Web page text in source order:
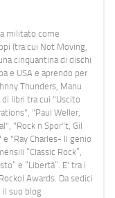
militato come
(tra cui Not Moving,
cinquantina di dischi
e USA e aprendo per
Thunders, Manu
di libri tra cui "Uscito
"Paul Weller,
"Rock n Spor"t, Gil
"Ray Charles- Il genio
“Classic Rock”,
e “Libertà”. E' tra i
Awards. Da sedici
il suo blog